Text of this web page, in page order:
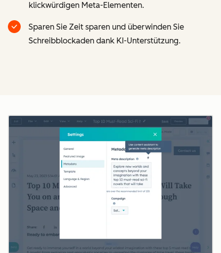
klickwürdigen Meta-Elementen.
Sparen Sie Zeit sparen und überwinden Sie
Schreibblockaden dank KI-Unterstützung.